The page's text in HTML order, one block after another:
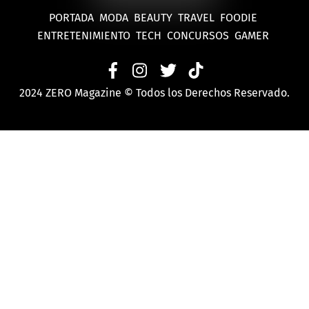
PORTADA MODA BEAUTY TRAVEL FOODIE
ENTRETENIMIENTO TECH CONCURSOS GAMER
2024 ZERO Magazine © Todos los Derechos Reservado.